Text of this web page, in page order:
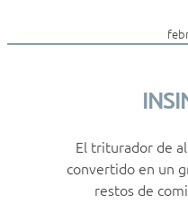
El triturador de
convertido en un
restos de